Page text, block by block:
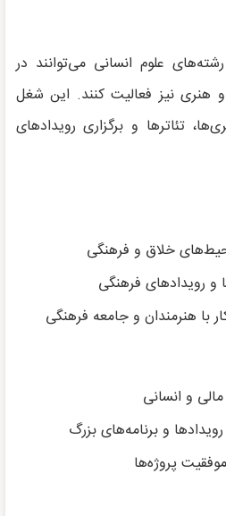
علوم انسانی می‌توانند در
هنری نیز فعالیت کنند. این شغل
تئاترها و برگزاری رویدادهای
خلاق و فرهنگی
و رویدادهای فرهنگی
با هنرمندان و جامعه فرهنگی
و انسانی
و برنامه‌های بزرگ
پروژه‌ها